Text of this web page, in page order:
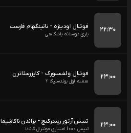
۲۲:۳۰ فوتبال اودینزه - ناتینگهام فارست
بازی دوستانه باشگاهی
۲۳:۰۰ فوتبال ولفسبورگ - کایزرسلاترن
هفته اول بوندسلیگا 2
۲۳:۰۰ تنیس آرتور ریندرکنچ - براندن ناکاشیما
تنیس 1000 امتیازی مونترال کانادا